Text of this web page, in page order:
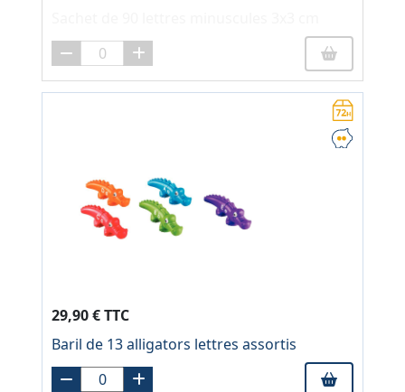
29,90 € TTC
Baril de 13 alligators lettres assortis